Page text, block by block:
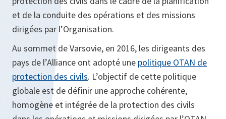
et de la conduite des opérations et des missions
dirigées par l’Organisation.
Au sommet de Varsovie, en 2016, les dirigeants des
pays de l’Alliance ont adopté une politique OTAN de
protection des civils. L’objectif de cette politique
globale est de définir une approche cohérente,
homogène et intégrée de la protection des civils